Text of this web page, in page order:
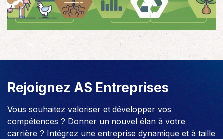
Rejoignez AS Entreprises
Vous souhaitez valoriser et développer vos
compétences ? Donner un nouvel élan à votre
carrière ? Intégrez une entreprise dynamique et à taille